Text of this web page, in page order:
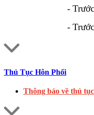
- Trước giờ
- Trước giờ
Thủ Tục Hôn Phối
Thông báo về thủ